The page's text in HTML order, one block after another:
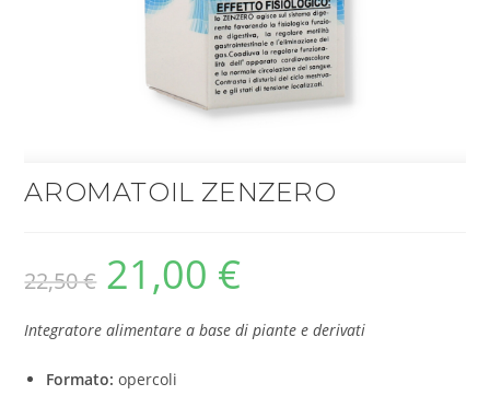
AROMATOIL ZENZERO
22,50€ 21,00 €
Integratore alimentare a base di piante e derivati
Formato: opercoli